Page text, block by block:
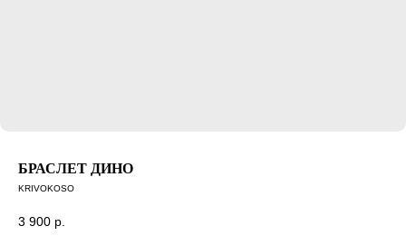
БРАСЛЕТ ДИНО
KRIVOKOSO
3 900 р.